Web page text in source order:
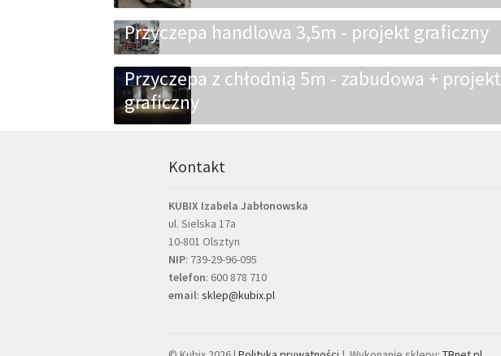
Przyczepa handlowa 3,5m - projekt graficzny
Przyczepa z chłodnią 5m - zabudowa + projekt
graficzny
Kontakt
KUBIX Izabela Jabłonowska
ul. Sielska 17a
10-801 Olsztyn
NIP: 739-29-96-095
telefon: 600 878 710
email: sklep@kubix.pl